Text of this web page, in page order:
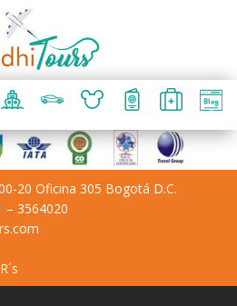
20 Oficina 305 Bogotá D.C.
– 3564020